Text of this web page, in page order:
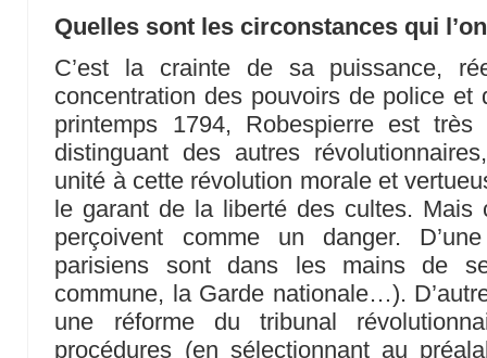
Quelles sont les circonstances qui
C’est la crainte de sa puissance,
concentration des pouvoirs de police
printemps 1794, Robespierre est
distinguant des autres
unité à cette révolution morale et
le garant de la liberté des cultes. Mais
perçoivent comme un danger.
parisiens sont dans les mains de
commune, la Garde nationale…).
une réforme du tribunal
procédures (en sélectionnant au